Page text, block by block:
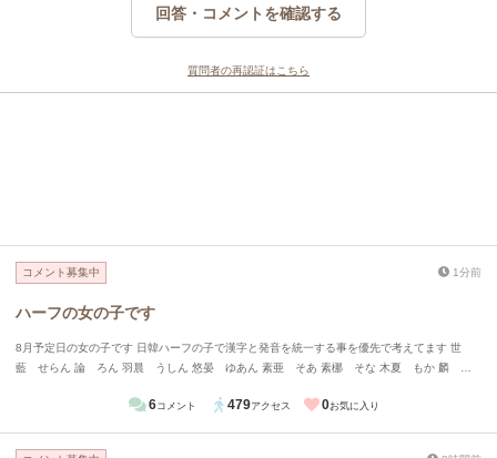
回答・コメントを確認する
質問者の再認証はこちら
コメント募集中 1分前
ハーフの女の子です
8月予定日の女の子です 日韓ハーフの子で漢字と発音を統一する事を優先で考えてます 世
藍 せらん 論 ろん 羽晨 うしん 悠晏 ゆあん 素亜 そあ 素梛 そな 木夏 もか 麟 り
6コメント 479アクセス 0お気に入り